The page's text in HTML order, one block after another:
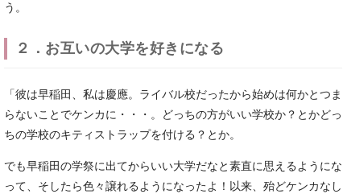
う。
２．お互いの大学を好きになる
「彼は早稲田、私は慶應。ライバル校だったから始めは何かとつま
らないことでケンカに・・・。どっちの方がいい学校か？とかどっ
ちの学校のキティストラップを付ける？とか。
でも早稲田の学祭に出てからいい大学だなと素直に思えるようにな
って、そしたら色々譲れるようになったよ！以来、殆どケンカなし